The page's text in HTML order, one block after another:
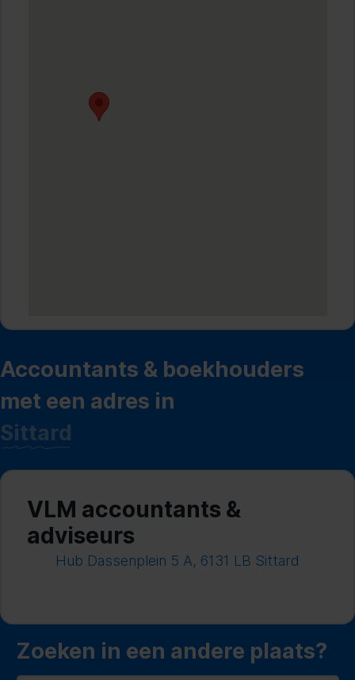
Accountants & boekhouders
met een adres in
Sittard
VLM accountants &
adviseurs
Hub Dassenplein 5 A, 6131 LB Sittard
Zoeken in een andere plaats?